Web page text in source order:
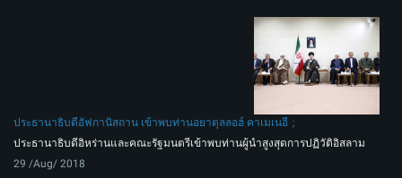
ประธานาธิบดีอัฟกานิสถาน เข้าพบท่านอยาตุลลอฮ์ คาเมเนอี
ประธานาธิบดีอิหร่านและคณะรัฐมนตรีเข้าพบท่านผู้นำสูงสุดการปฏิวัติอิสลาม
29 /Aug/ 2018